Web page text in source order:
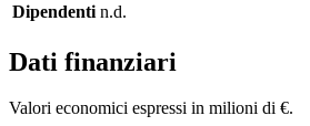
Dipendenti n.d.
Dati finanziari
Valori economici espressi in milioni di €.